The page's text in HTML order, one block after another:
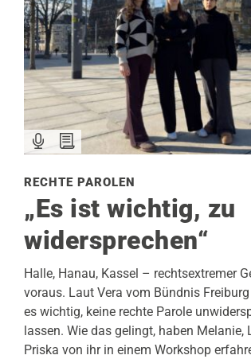
RECHTE PAROLEN
„Es ist wichtig, zu
widersprechen“
Halle, Hanau, Kassel – rechtsextremer
voraus. Laut Vera vom Bündnis
es wichtig, keine rechte Parole
lassen. Wie das gelingt, haben Melanie,
Priska von ihr in einem Workshop